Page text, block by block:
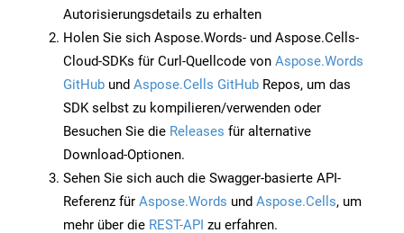
Autorisierungsdetails zu erhalten
Holen Sie sich Aspose.Words- und Aspose.Cells-
Cloud-SDKs für Curl-Quellcode von Aspose.Words
GitHub und Aspose.Cells GitHub Repos, um das
SDK selbst zu kompilieren/verwenden oder
Besuchen Sie die Releases für alternative
Download-Optionen.
Sehen Sie sich auch die Swagger-basierte API-
Referenz für Aspose.Words und Aspose.Cells, um
mehr über die REST-API zu erfahren.